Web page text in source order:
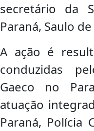
secretário da
Paraná, Saulo
A ação é
conduzidas
Gaeco no
atuação
Paraná, Polícia